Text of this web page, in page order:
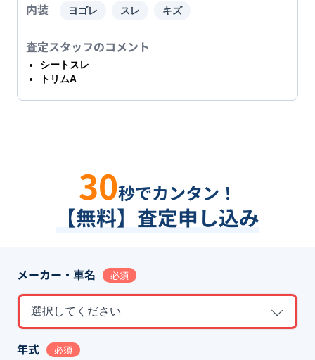
内装 ヨゴレ スレ キズ
査定スタッフのコメント
シートスレ
トリムA
30秒でカンタン！
【無料】査定申し込み
メーカー・車名 必須
選択してください
年式 必須